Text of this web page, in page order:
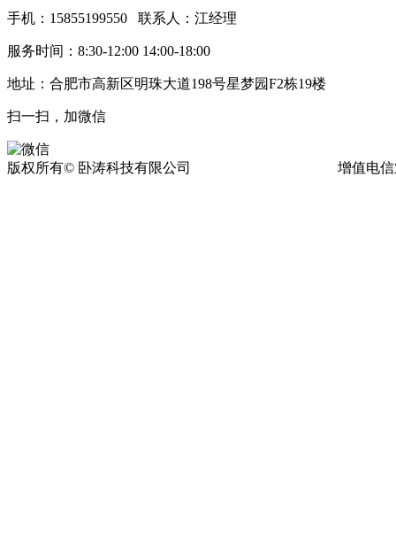
手机：15855199550 联系人：江经理
服务时间：8:30-12:00 14:00-18:00
地址：合肥市高新区明珠大道198号星梦园F2栋19楼
扫一扫，加微信
版权所有© 卧涛科技有限公司 增值电